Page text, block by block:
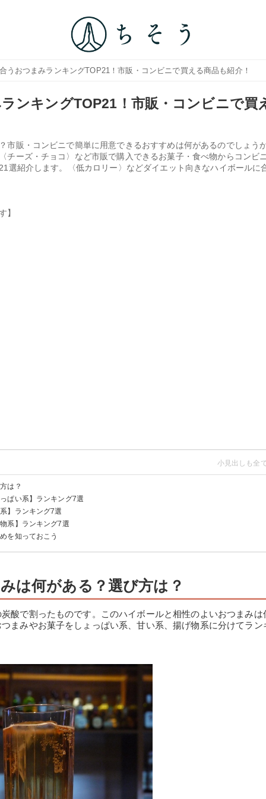
うおつまみランキングTOP21！市販・コンビニで買える商品も紹介！
ンキングTOP21！市販・コンビニで買
市販・コンビニで簡単に用意できるおすすめは何があるのでしょう
チーズ・チョコ〉など市販で購入できるお菓子・食べ物からコンビ
選紹介します。〈低カロリー〉などダイエット向きなハイボールに
】
は？
ぱい系】ランキング7選
】ランキング7選
）
系】ランキング7選
を知っておこう
は何がある？選び方は？
酸で割ったものです。このハイボールと相性のよいおつまみは
まみやお菓子をしょっぱい系、甘い系、揚げ物系に分けてラン